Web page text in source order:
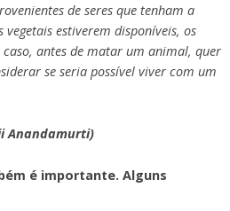
de seres que tenham a
estiverem disponíveis, os
antes de matar um animal, quer
se seria possível viver com um
Anandamurti)
é importante. Alguns